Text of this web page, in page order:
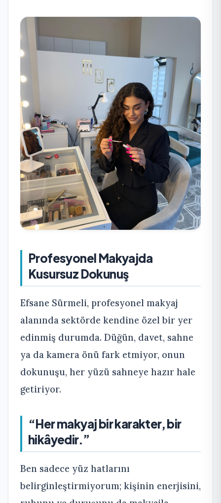
Profesyonel Makyajda
Kusursuz Dokunuş
Efsane Sürmeli, profesyonel makyaj
alanında sektörde kendine özel bir yer
edinmiş durumda. Düğün, davet, sahne
ya da kamera önü fark etmiyor, onun
dokunuşu, her yüzü sahneye hazır hale
getiriyor.
“Her makyaj bir karakter, bir
hikâyedir.”
Ben sadece yüz hatlarını
belirginleştirmiyorum; kişinin enerjisini,